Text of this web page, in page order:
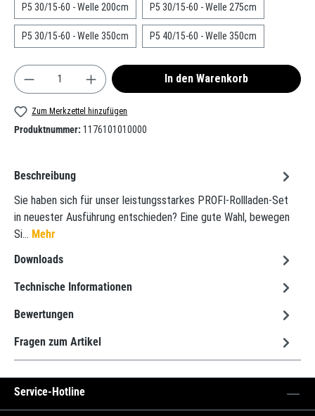
P5 30/15-60 - Welle 200cm P5 30/15-60 - Welle 275cm
P5 30/15-60 - Welle 350cm P5 40/15-60 - Welle 350cm
Produkt Anzahl: Gib den gewünschten Wert ein
In den Warenkorb
Zum Merkzettel hinzufügen
Produktnummer: 1176101010000
Beschreibung
Sie haben sich für unser leistungsstarkes PROFI-Rollladen-Set
in neuester Ausführung entschieden? Eine gute Wahl, bewegen
Si… Mehr
Downloads
Technische Informationen
Bewertungen
Fragen zum Artikel
Service-Hotline